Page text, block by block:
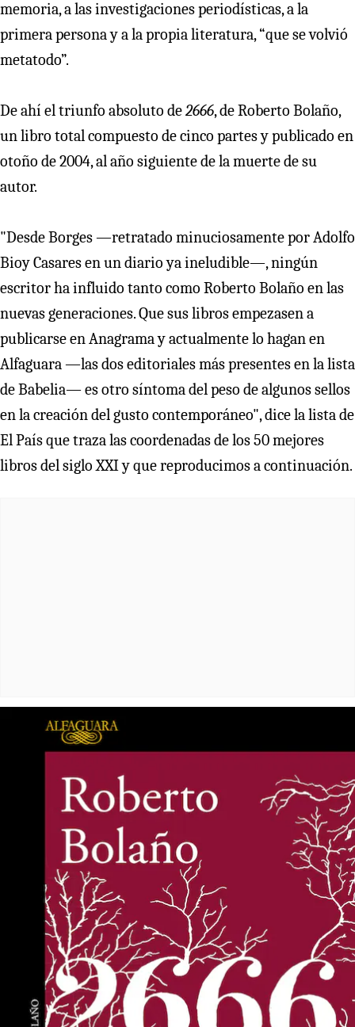
memoria, a las investigaciones periodísticas, a la
primera persona y a la propia literatura, “que se volvió
metatodo”.
De ahí el triunfo absoluto de2666, de Roberto Bolaño,
un libro total compuesto de cinco partes y publicado en
otoño de 2004, al año siguiente de la muerte de su
autor.
"Desde Borges —retratado minuciosamente por Adolfo
Bioy Casares en un diario ya ineludible—, ningún
escritor ha influido tanto como Roberto Bolaño en las
nuevas generaciones. Que sus libros empezasen a
publicarse en Anagrama y actualmente lo hagan en
Alfaguara —las dos editoriales más presentes en la lista
de Babelia— es otro síntoma del peso de algunos sellos
en la creación del gusto contemporáneo", dice la lista de
El País que traza las coordenadas de los 50 mejores
libros del siglo XXI y que reproducimos a continuación.